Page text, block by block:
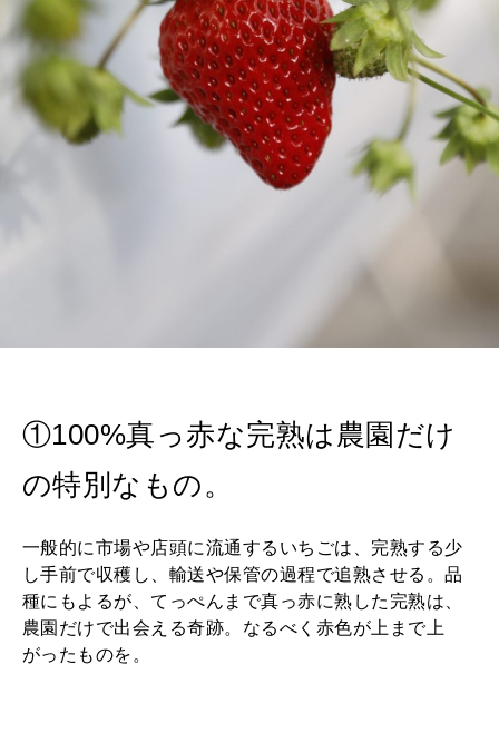
2026年1月号「猫がいれば、幸せ」
2025年12月号「お酒の新常識。」
①100%真っ赤な完熟は農園だけ
の特別なもの。
一般的に市場や店頭に流通するいちごは、完熟する少
し手前で収穫し、輸送や保管の過程で追熟させる。品
種にもよるが、てっぺんまで真っ赤に熟した完熟は、
農園だけで出会える奇跡。なるべく赤色が上まで上
がったものを。